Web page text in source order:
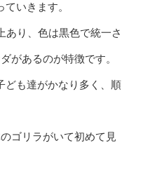
いきます。
あり、色は黒色で統一さ
があるのが特徴です。
ども達がかなり多く、順
ゴリラがいて初めて見